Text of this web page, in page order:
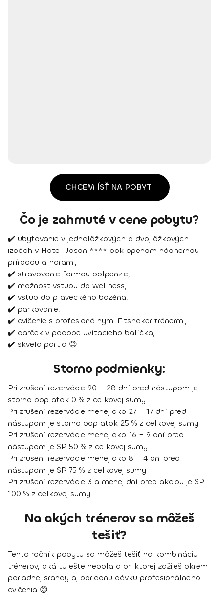
CHCEM ÍSŤ NA POBYT!
Čo je zahrnuté v cene pobytu?
✔️ ubytovanie v jednolôžkových a dvojlôžkových
izbách v Hoteli Jason **** obklopenom nádhernou
prírodou a horami,
✔️ stravovanie formou polpenzie,
✔️ možnosť vstupu do wellness,
✔️ vstup do plaveckého bazéna,
✔️ parkovanie,
✔️ cvičenie s profesionálnymi Fitshaker trénermi,
✔️ darček v podobe uvítacieho balíčka,
✔️ skvelá partia 😉.
Storno podmienky:
Pri zrušení rezervácie 90 – 28 dní pred nástupom je
storno poplatok 0 % z celkovej sumy.
Pri zrušení rezervácie menej ako 27 – 17 dní pred
nástupom je storno poplatok 25 % z celkovej sumy.
Pri zrušení rezervácie menej ako 16 – 9 dní pred
nástupom je SP 50 % z celkovej sumy.
Pri zrušení rezervácie menej ako 8 – 4 dni pred
nástupom je SP 75 % z celkovej sumy.
Pri zrušení rezervácie 3 a menej dní pred akciou je SP
100 % z celkovej sumy.
Na akých trénerov sa môžeš
tešiť?
Tento ročník pobytu sa môžeš tešiť na kombináciu
trénerov, aká tu ešte nebola a pri ktorej zažiješ okrem
poriadnej srandy aj poriadnu dávku profesionálneho
cvičenia 😊!